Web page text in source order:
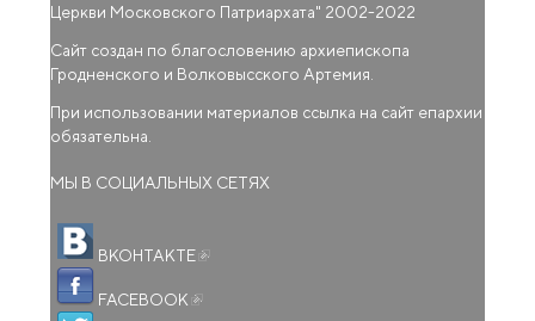
Церкви Московского Патриархата" 2002-2022
Сайт создан по благословению архиепископа
Гродненского и Волковысского Артемия.
При использовании материалов ссылка на сайт епархии
обязательна.
МЫ В СОЦИАЛЬНЫХ СЕТЯХ
ВКОНТАКТЕ
FACEBOOK